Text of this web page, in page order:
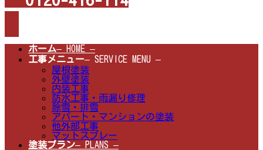
ホーム– HOME –
工事メニュー– SERVICE MENU –
屋根塗装
外壁塗装
内装工事
防水工事・雨漏り修理
除雪・排雪
アパート・マンションの塗装
他外部工事
マットスプレー
塗装プラン– PLANS –